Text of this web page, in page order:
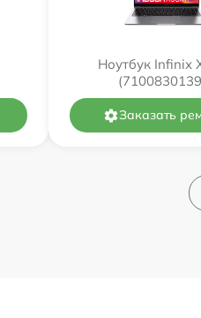
Ноутбук Infinix
Заказать